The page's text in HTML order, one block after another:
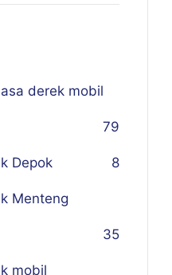
derek mobil
79
Depok 8
Menteng
35
mobil